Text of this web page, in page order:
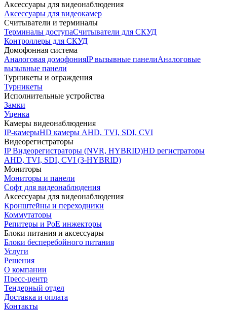
Аксессуары для видеонаблюдения
Аксессуары для видеокамер
Считыватели и терминалы
Терминалы доступаСчитыватели для СКУД
Контроллеры для СКУД
Домофонная система
Аналоговая домофонияIP вызывные панелиАналоговые
вызывные панели
Турникеты и ограждения
Турникеты
Исполнительные устройства
Замки
Уценка
Камеры видеонаблюдения
IP-камерыHD камеры AHD, TVI, SDI, CVI
Видеорегистраторы
IP Видеорегистраторы (NVR, HYBRID)HD регистраторы
AHD, TVI, SDI, CVI (3-HYBRID)
Мониторы
Мониторы и панели
Софт для видеонаблюдения
Аксессуары для видеонаблюдения
Кронштейны и переходники
Коммутаторы
Репитеры и PoE инжекторы
Блоки питания и аксессуары
Блоки бесперебойного питания
Услуги
Решения
О компании
Пресс-центр
Тендерный отдел
Доставка и оплата
Контакты